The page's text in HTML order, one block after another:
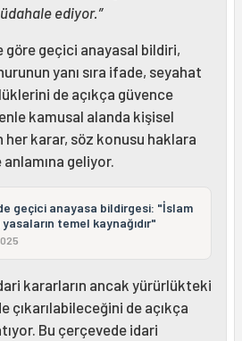
ediyor.”
göre geçici anayasal bildiri,
yanı sıra ifade, seyahat
de açıkça güvence
kamusal alanda kişisel
her karar, söz konusu haklara
geliyor.
geçici anayasa bildirgesi: "İslam
temel kaynağıdır"
kararların ancak yürürlükteki
çıkarılabileceğini de açıkça
Bu çerçevede idari